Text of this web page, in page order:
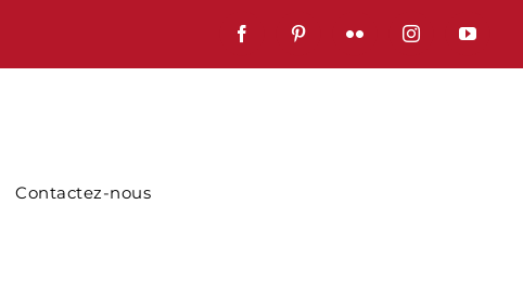
FacebookPinterestFlickr Instagram
Contactez-nous